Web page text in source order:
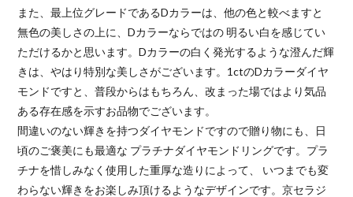
また、最上位グレードであるDカラーは、他の色と較べますと
無色の美しさの上に、Dカラーならではの 明るい白を感じてい
ただけるかと思います。Dカラーの白く発光するような澄んだ輝
きは、やはり特別な美しさがございます。1ctのDカラーダイヤ
モンドですと、普段からはもちろん、改まった場ではより気品
ある存在感を示すお品物でございます。
間違いのない輝きを持つダイヤモンドですので贈り物にも、日
頃のご褒美にも最適な プラチナダイヤモンドリングです。プラ
チナを惜しみなく使用した重厚な造りによって、 いつまでも変
わらない輝きをお楽しみ頂けるようなデザインです。京セラジ